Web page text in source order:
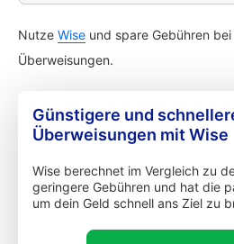
Nutze Wise und spare Gebühren
Überweisungen.
Günstigere und
Überweisungen mit Wise
Wise berechnet im Vergleich zu
geringere Gebühren und hat die
um dein Geld schnell ans Ziel zu